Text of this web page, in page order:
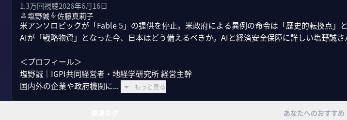
1.3万回視聴2026年6月16日
塩野誠
佐藤真莉子
米アンソロピックが「Fable 5」の提供を停止。米政府による異例の命令は「歴史的転換点」と
AIが「戦略物資」となった今、日本はどう備えるべきか。AIと経済安全保障に詳しい塩野誠さ
＜プロフィール＞
塩野誠｜IGPI共同経営者・地経学研究所 経営主幹
国内外の企業や政府機関に...
もっと見る
あなたへのおすすめ